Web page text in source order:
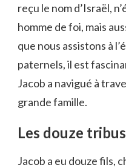
reçu le nom d’Israël,
homme de foi, mais
que nous assistons à
paternels, il est
Jacob a navigué à
grande famille.
Les douze
Jacob a eu douze fils,